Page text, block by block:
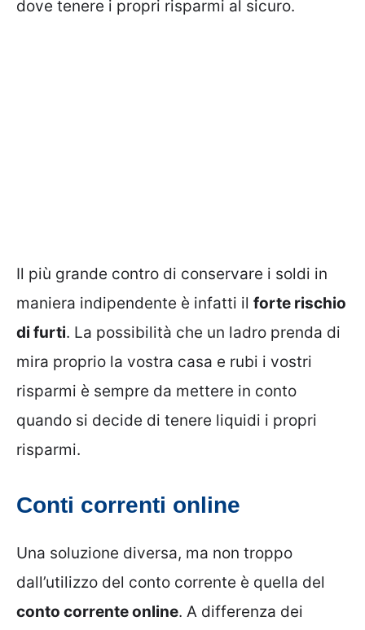
dove tenere i propri risparmi al sicuro.
Il più grande contro di conservare i soldi in
maniera indipendente è infatti il forte rischio
di furti. La possibilità che un ladro prenda di
mira proprio la vostra casa e rubi i vostri
risparmi è sempre da mettere in conto
quando si decide di tenere liquidi i propri
risparmi.
Conti correnti online
Una soluzione diversa, ma non troppo
dall’utilizzo del conto corrente è quella del
conto corrente online. A differenza dei